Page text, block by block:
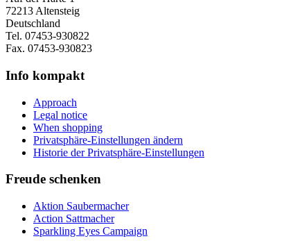
72213 Altensteig
Deutschland
Tel. 07453-930822
Fax. 07453-930823
Info kompakt
Approach
Legal notice
When shopping
Privatsphäre-Einstellungen ändern
Historie der Privatsphäre-Einstellungen
Freude schenken
Aktion Saubermacher
Action Sattmacher
Sparkling Eyes Campaign